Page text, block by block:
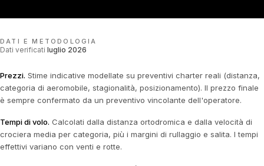
DATI E METODOLOGIA
Dati verificati luglio 2026
Prezzi. Stime indicative modellate su preventivi charter reali (distanza,
categoria di aeromobile, stagionalità, posizionamento). Il prezzo finale
è sempre confermato da un preventivo vincolante dell'operatore.
Tempi di volo. Calcolati dalla distanza ortodromica e dalla velocità di
crociera media per categoria, più i margini di rullaggio e salita. I tempi
effettivi variano con venti e rotte.